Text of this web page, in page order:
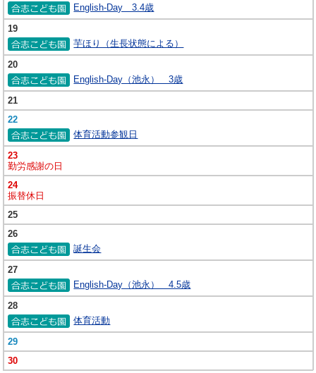
English-Day 3.4歳
19
芋ほり（生長状態による）
20
English-Day（池永） 3歳
21
22
体育活動参観日
23
勤労感謝の日
24
振替休日
25
26
誕生会
27
English-Day（池永） 4.5歳
28
体育活動
29
30